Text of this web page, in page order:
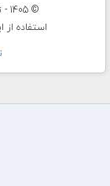
© 1405 - تمامی حقوق برای میهن طرح محفوظ است.
استفاده